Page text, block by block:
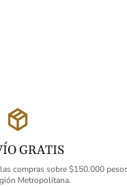
GRATIS
compras sobre $150.000
Metropolitana.